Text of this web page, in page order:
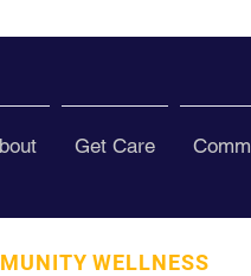
Get Care
WELLNESS